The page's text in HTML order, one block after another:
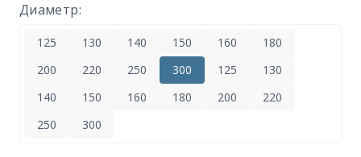
Диаметр:
125 130 140 150 160
180
200
220 250 300 125
130
140
150 160 180 200
220
250
300